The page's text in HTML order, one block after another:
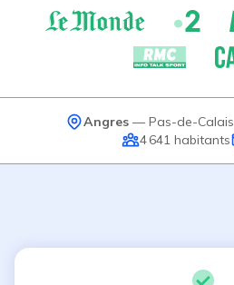
Angres— Pas-de-Calais
4 641 habitants